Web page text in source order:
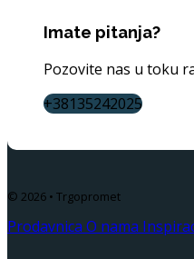
Imate pitanja?
Pozovite nas u toku
+38135242025
© 2026 • Trgopromet
Prodavnica O nama